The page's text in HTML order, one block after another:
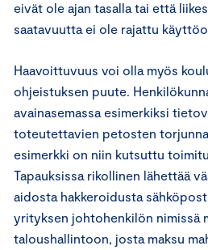
eivät ole ajan tasalla tai että
saatavuutta ei ole rajattu
Haavoittuvuus voi olla myös
ohjeistuksen puute.
avainasemassa esimerkiksi
toteutettavien petosten
esimerkki on niin kutsuttu
Tapauksissa rikollinen lähettää
aidosta hakkeroidusta
yrityksen johtohenkilön nimissä
taloushallintoon, josta maksu